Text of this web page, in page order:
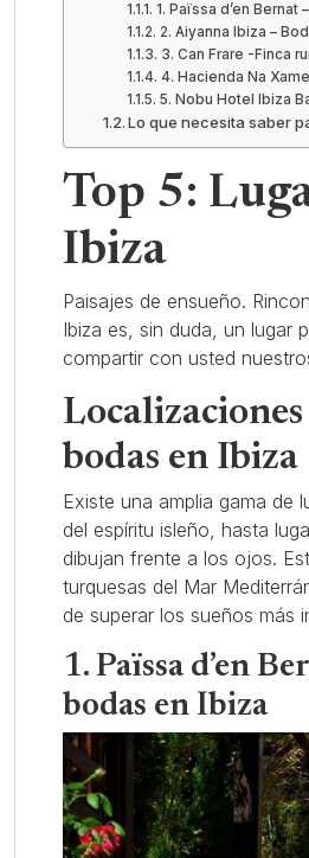
1. Païssa d’en
2. Aiyanna Ibiza –
3. Can Frare -Finca
4. Hacienda Na
5. Nobu Hotel Ibiza
Lo que necesita saber
Top 5:
Ibiza
Paisajes de ensueño.
Ibiza es, sin duda, un lugar
compartir con usted
bodas en Ibiza
Existe una amplia gama de
del espíritu isleño, hasta
dibujan frente a los ojos.
turquesas del Mar
de superar los sueños más
1. Païssa d’en
bodas en Ibiza